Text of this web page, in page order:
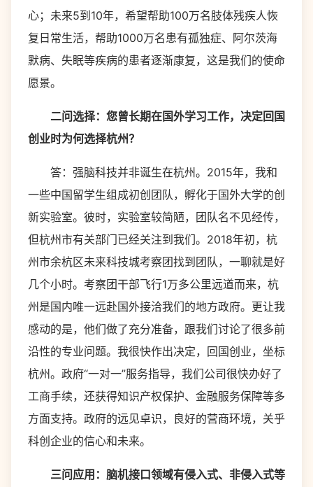
心；未来5到10年，希望帮助100万名肢体残疾人恢
复日常生活，帮助1000万名患有孤独症、阿尔茨海
默病、失眠等疾病的患者逐渐康复，这是我们的使命
愿景。
二问选择：您曾长期在国外学习工作，决定回国
创业时为何选择杭州？
答：强脑科技并非诞生在杭州。2015年，我和
一些中国留学生组成初创团队，孵化于国外大学的创
新实验室。彼时，实验室较简陋，团队名不见经传，
但杭州市有关部门已经关注到我们。2018年初，杭
州市余杭区未来科技城考察团找到团队，一聊就是好
几个小时。考察团干部飞行1万多公里远道而来，杭
州是国内唯一远赴国外接洽我们的地方政府。更让我
感动的是，他们做了充分准备，跟我们讨论了很多前
沿性的专业问题。我很快作出决定，回国创业，坐标
杭州。政府“一对一”服务指导，我们公司很快办好了
工商手续，还获得知识产权保护、金融服务保障等多
方面支持。政府的远见卓识，良好的营商环境，关乎
科创企业的信心和未来。
三问应用：脑机接口领域有侵入式、非侵入式等